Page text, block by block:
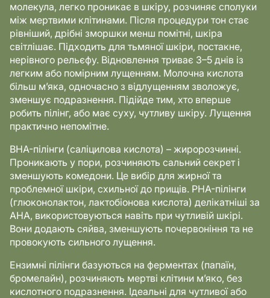
молекула, легко проникає в шкіру, розчиняє сполуки
між мертвими клітинами. Після процедури тон стає
рівніший, дрібні зморшки менш помітні, шкіра
світлішає. Підходить для тьмяної шкіри, постакне,
нерівного рельєфу. Відновлення триває 3–5 днів із
легким або помірним лущенням. Молочна кислота
більш м’яка, одночасно з відлущенням зволожує,
зменшує подразнення. Підійде тим, хто вперше
робить пілінг, або має суху, чутливу шкіру. Лущення
практично непомітне.
BHA-пілінги (саліцилова кислота) – жиророзчинні.
Проникають у пори, розчиняють сальний секрет і
зменшують комедони. Це вибір для жирної та
проблемної шкіри, схильної до прищів. PHA-пілінги
(глюконолактон, лактобіонова кислота) делікатніші за
AHA, використовуються навіть при чутливій шкірі.
Вони додають сяйва, зменшують почервоніння та не
провокують сильного лущення.
Ензимні пілінги базуються на ферментах (папаїн,
бромелайн), розчиняють мертві клітини м’яко, без
кислотного подразнення. Ідеальні для чутливої або